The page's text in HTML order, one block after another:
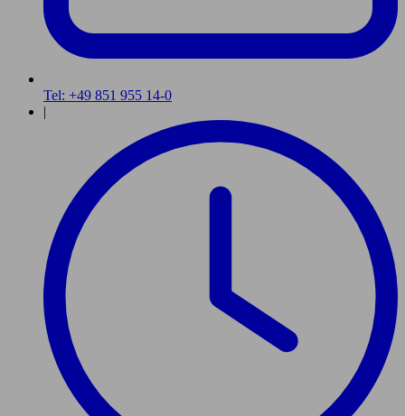
Tel: +49 851 955 14-0
|